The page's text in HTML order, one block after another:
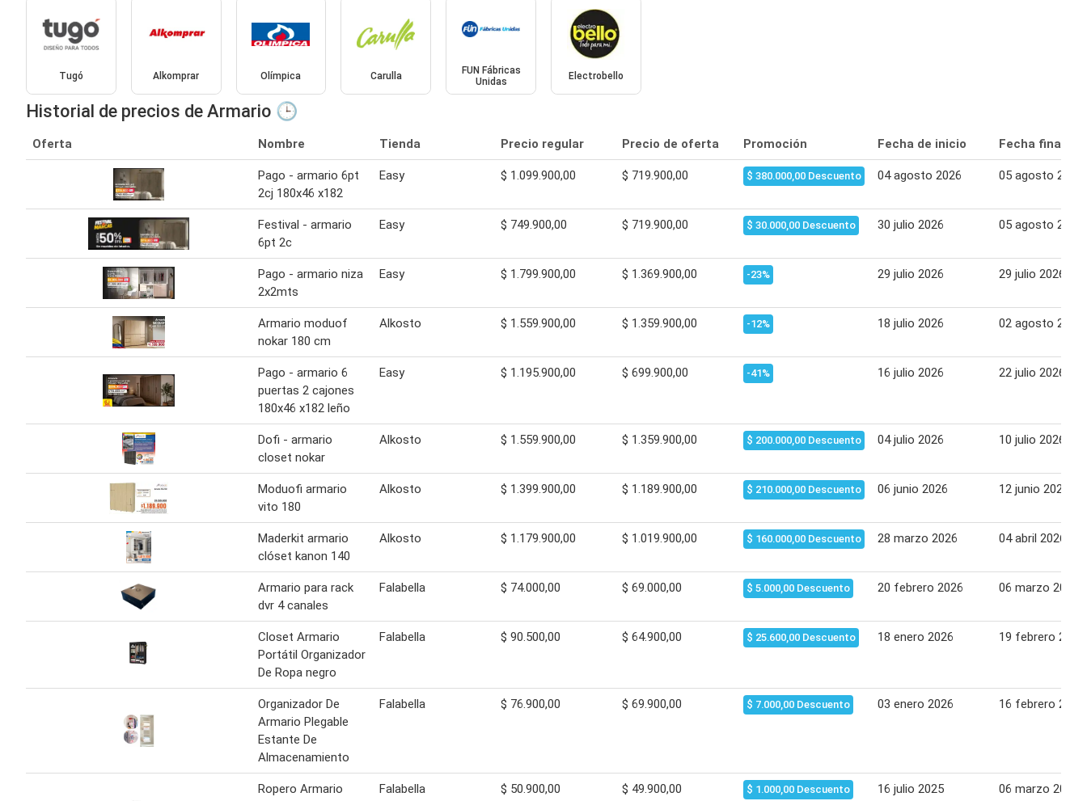
Tugó Alkomprar Olímpica Carulla
FUN Fábricas
Unidas
Electrobello
Historial de precios de Armario 🕒
Oferta Nombre Tienda Precio regular Precio de oferta Promoción Fecha de inicio Fecha final
Pago - armario 6pt
2cj 180x46 x182
Easy $ 1.099.900,00 $ 719.900,00 $ 380.000,00 Descuento 04 agosto 2026 05 agosto 2026
Festival - armario
6pt 2c
Easy $ 749.900,00 $ 719.900,00 $ 30.000,00 Descuento 30 julio 2026 05 agosto 2026
Pago - armario niza
2x2mts
Easy $ 1.799.900,00 $ 1.369.900,00 -23% 29 julio 2026 29 julio 2026
Armario moduof
nokar 180 cm
Alkosto $ 1.559.900,00 $ 1.359.900,00 -12% 18 julio 2026 02 agosto 2026
Pago - armario 6
puertas 2 cajones
180x46 x182 leño
Easy $ 1.195.900,00 $ 699.900,00 -41% 16 julio 2026 22 julio 2026
Dofi - armario
closet nokar
Alkosto $ 1.559.900,00 $ 1.359.900,00 $ 200.000,00 Descuento 04 julio 2026 10 julio 2026
Moduofi armario
vito 180
Alkosto $ 1.399.900,00 $ 1.189.900,00 $ 210.000,00 Descuento 06 junio 2026 12 junio 2026
Maderkit armario
clóset kanon 140
Alkosto $ 1.179.900,00 $ 1.019.900,00 $ 160.000,00 Descuento 28 marzo 2026 04 abril 2026
Armario para rack
dvr 4 canales
Falabella $ 74.000,00 $ 69.000,00 $ 5.000,00 Descuento 20 febrero 2026 06 marzo 2026
Closet Armario
Portátil Organizador
De Ropa negro
Falabella $ 90.500,00 $ 64.900,00 $ 25.600,00 Descuento 18 enero 2026 19 febrero 2026
Organizador De
Armario Plegable
Estante De
Almacenamiento
Falabella $ 76.900,00 $ 69.900,00 $ 7.000,00 Descuento 03 enero 2026 16 febrero 2026
Ropero Armario
Falabella $ 50.900,00 $ 49.900,00 $ 1.000,00 Descuento 16 julio 2025 06 marzo 2026